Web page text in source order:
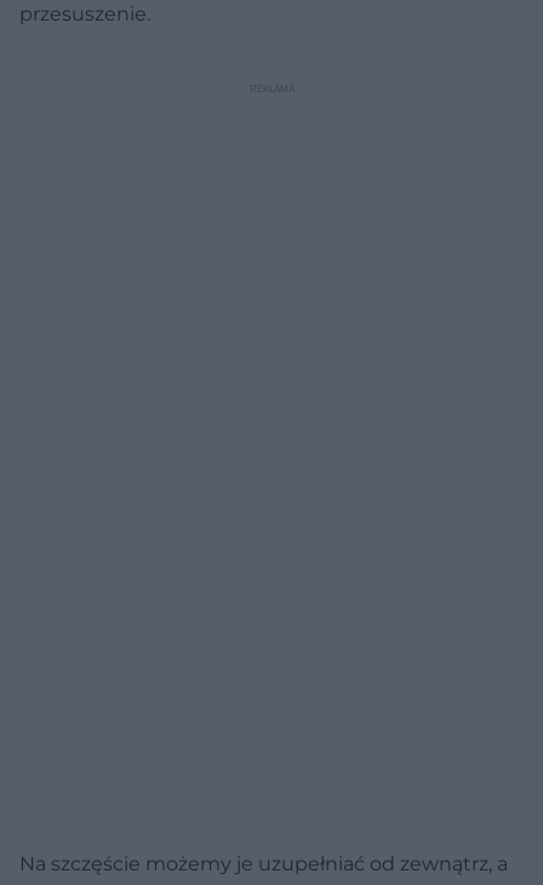
przesuszenie.
Na szczęście możemy je uzupełniać od zewnątrz, a